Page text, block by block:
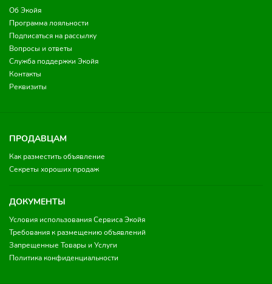
Об Экойя
Программа лояльности
Подписаться на рассылку
Вопросы и ответы
Служба поддержки Экойя
Контакты
Реквизиты
ПРОДАВЦАМ
Как разместить объявление
Секреты хороших продаж
ДОКУМЕНТЫ
Условия использования Сервиса Экойя
Требования к размещению объявлений
Запрещенные Товары и Услуги
Политика конфиденциальности